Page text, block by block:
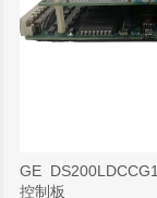
GE
控制板